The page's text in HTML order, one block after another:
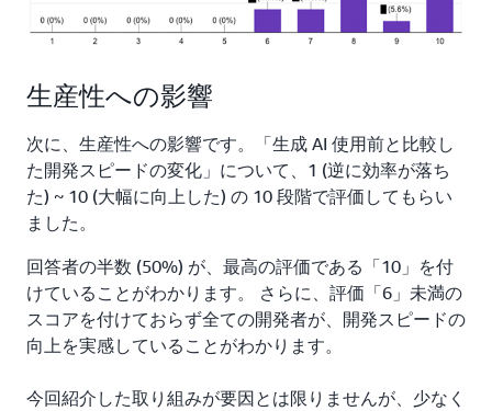
生産性への影響
次に、生産性への影響です。「生成 AI 使用前と比較し
た開発スピードの変化」について、1 (逆に効率が落ち
た) ~ 10 (大幅に向上した) の 10 段階で評価してもらい
ました。
回答者の半数 (50%) が、最高の評価である「10」を付
けていることがわかります。 さらに、評価「6」未満の
スコアを付けておらず全ての開発者が、開発スピードの
向上を実感していることがわかります。
今回紹介した取り組みが要因とは限りませんが、少なく